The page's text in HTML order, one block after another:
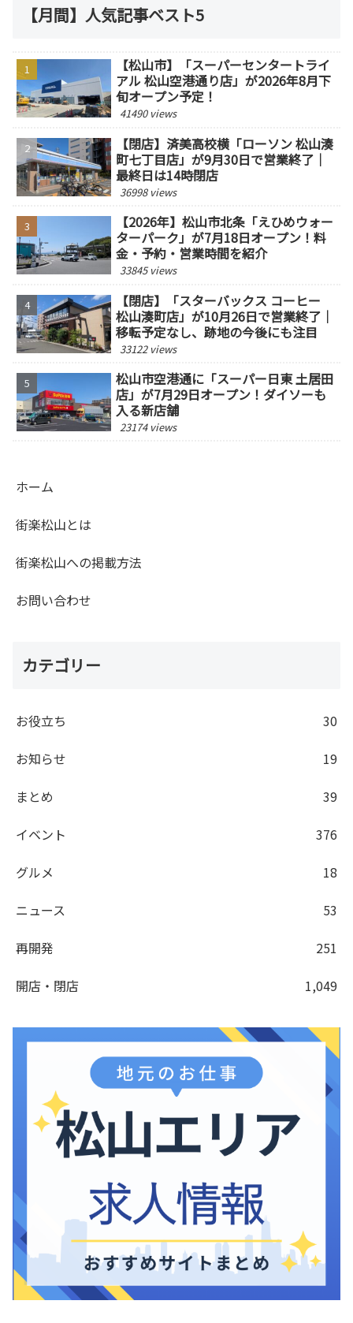
【月間】人気記事ベスト5
【松山市】「スーパーセンタートライ
アル 松山空港通り店」が2026年8月下
旬オープン予定！
41490 views
【閉店】済美高校横「ローソン 松山湊
町七丁目店」が9月30日で営業終了｜
最終日は14時閉店
36998 views
【2026年】松山市北条「えひめウォー
ターパーク」が7月18日オープン！料
金・予約・営業時間を紹介
33845 views
【閉店】「スターバックス コーヒー
松山湊町店」が10月26日で営業終了｜
移転予定なし、跡地の今後にも注目
33122 views
松山市空港通に「スーパー日東 土居田
店」が7月29日オープン！ダイソーも
入る新店舗
23174 views
ホーム
街楽松山とは
街楽松山への掲載方法
お問い合わせ
カテゴリー
お役立ち
30
お知らせ
19
まとめ
39
イベント
376
グルメ
18
ニュース
53
再開発
251
開店・閉店
1,049